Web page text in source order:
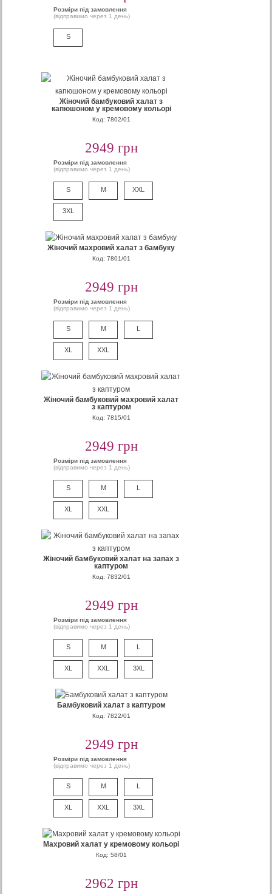
Розміри під замовлення
(відправимо через 1 день)
S
Жіночий бамбуковий халат з
капюшоном у кремовому кольорі
Код: 7802/01
2949 грн
Розміри під замовлення
(відправимо через 1 день)
S M XXL
3XL
Жіночий махровий халат з бамбуку
Код: 7801/01
2949 грн
Розміри під замовлення
(відправимо через 1 день)
S M L
XL XXL
Жіночий бамбуковий махровий халат
з каптуром
Код: 7815/01
2949 грн
Розміри під замовлення
(відправимо через 1 день)
S M L
XL XXL
Жіночий бамбуковий халат на запах з
каптуром
Код: 7832/01
2949 грн
Розміри під замовлення
(відправимо через 1 день)
S M L
XL XXL 3XL
Бамбуковий халат з каптуром
Код: 7822/01
2949 грн
Розміри під замовлення
(відправимо через 1 день)
S M L
XL XXL 3XL
Махровий халат у кремовому кольорі
Код: 58/01
2962 грн